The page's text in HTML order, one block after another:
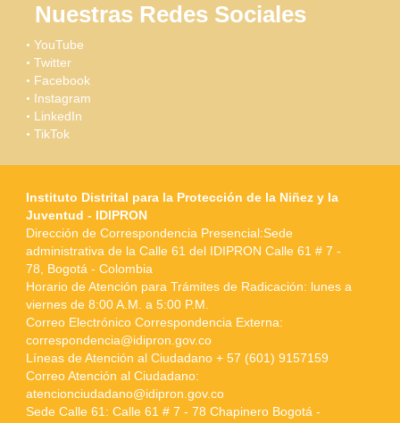
Nuestras Redes Sociales
YouTube
Twitter
Facebook
Instagram
LinkedIn
TikTok
Instituto Distrital para la Protección de la Niñez y la
Juventud - IDIPRON
Dirección de Correspondencia Presencial:Sede
administrativa de la Calle 61 del IDIPRON Calle 61 # 7 -
78, Bogotá - Colombia
Horario de Atención para Trámites de Radicación: lunes a
viernes de 8:00 A.M. a 5:00 P.M.
Correo Electrónico Correspondencia Externa:
correspondencia@idipron.gov.co
Líneas de Atención al Ciudadano + 57 (601) 9157159
Correo Atención al Ciudadano:
atencionciudadano@idipron.gov.co
Sede Calle 61: Calle 61 # 7 - 78 Chapinero Bogotá -